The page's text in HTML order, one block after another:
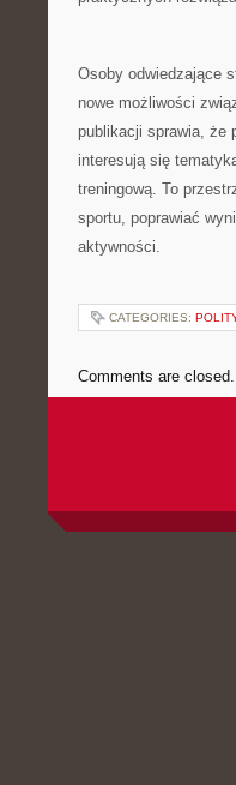
Osoby odwiedzające
nowe możliwości
publikacji sprawia, że
interesują się
treningową. To
sportu, poprawiać
aktywności.
CATEGORIES:
Comments are closed.